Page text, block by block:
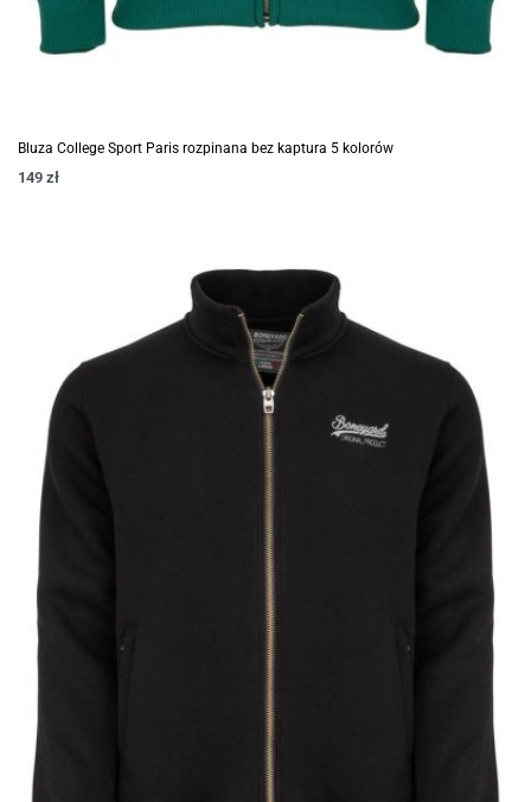
Bluza College Sport Paris rozpinana bez kaptura 5 kolorów
149 zł